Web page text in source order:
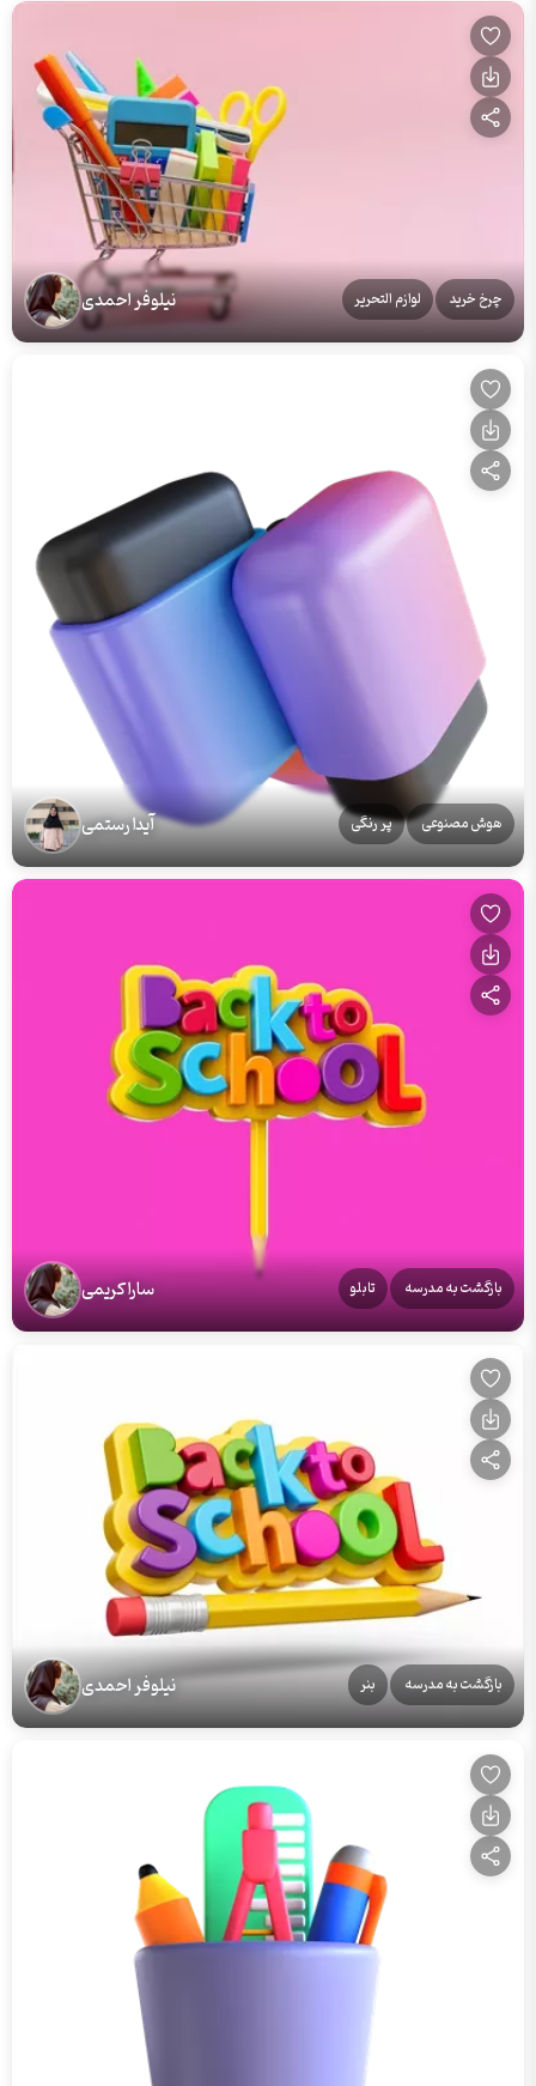
چرخ خرید لوازم التحریر نیلوفر احمدی
هوش مصنوعی پر رنگی آیدا رستمی
بازگشت به مدرسه تابلو سارا کریمی
بازگشت به مدرسه بنر نیلوفر احمدی